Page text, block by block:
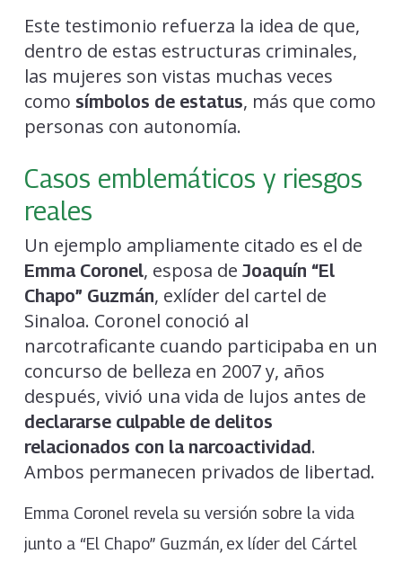
Este testimonio refuerza la idea de que,
dentro de estas estructuras criminales,
las mujeres son vistas muchas veces
como símbolos de estatus, más que como
personas con autonomía.
Casos emblemáticos y riesgos
reales
Un ejemplo ampliamente citado es el de
Emma Coronel, esposa de Joaquín “El
Chapo” Guzmán, exlíder del cartel de
Sinaloa. Coronel conoció al
narcotraficante cuando participaba en un
concurso de belleza en 2007 y, años
después, vivió una vida de lujos antes de
declararse culpable de delitos
relacionados con la narcoactividad.
Ambos permanecen privados de libertad.
Emma Coronel revela su versión sobre la vida
junto a “El Chapo” Guzmán, ex líder del Cártel